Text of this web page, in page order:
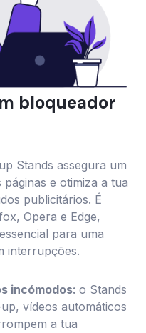
bloqueador
Stands assegura um
e otimiza a tua
publicitários. É
Opera e Edge,
para uma
interrupções.
incómodos: o Stands
vídeos automáticos
a tua